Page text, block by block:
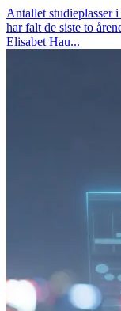
Antallet studieplasser
har falt de siste to
Elisabet Hau...